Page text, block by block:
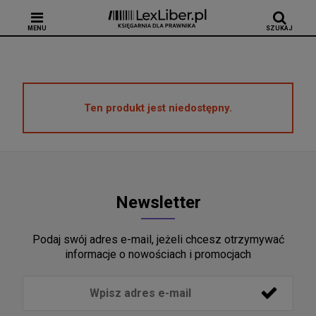
MENU SZUKAJ
Ten produkt jest niedostępny.
Newsletter
Podaj swój adres e-mail, jeżeli chcesz otrzymywać
informacje o nowościach i promocjach